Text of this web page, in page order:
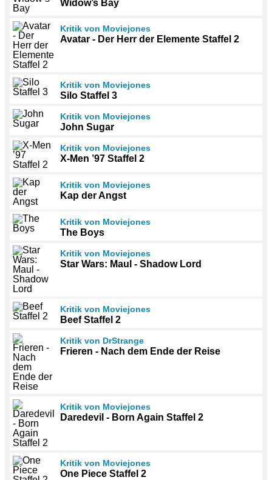
Widow’s Bay
Kritik von Moviejones
Avatar - Der Herr der Elemente Staffel 2
Kritik von Moviejones
Silo Staffel 3
Kritik von Moviejones
John Sugar
Kritik von Moviejones
X-Men ’97 Staffel 2
Kritik von Moviejones
Kap der Angst
Kritik von Moviejones
The Boys
Kritik von Moviejones
Star Wars: Maul - Shadow Lord
Kritik von Moviejones
Beef Staffel 2
Kritik von DrStrange
Frieren - Nach dem Ende der Reise
Kritik von Moviejones
Daredevil - Born Again Staffel 2
Kritik von Moviejones
One Piece Staffel 2